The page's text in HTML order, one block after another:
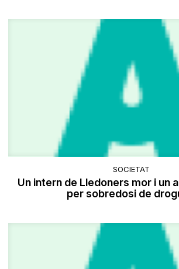
SOCIETAT
Un intern de Lledoners mor i un
per sobredosi de